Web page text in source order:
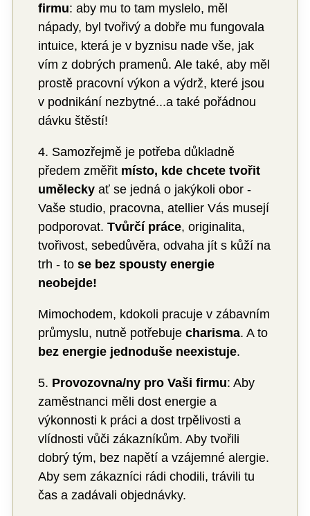
firmu: aby mu to tam myslelo, měl
nápady, byl tvořivý a dobře mu fungovala
intuice, která je v byznisu nade vše, jak
vím z dobrých pramenů. Ale také, aby měl
prostě pracovní výkon a výdrž, které jsou
v podnikání nezbytné...a také pořádnou
dávku štěstí!
4. Samozřejmě je potřeba důkladně
předem změřit místo, kde chcete tvořit
umělecky ať se jedná o jakýkoli obor -
Vaše studio, pracovna, atellier Vás musejí
podporovat. Tvůrčí práce, originalita,
tvořivost, sebedůvěra, odvaha jít s kůží na
trh - to se bez spousty energie
neobejde!
Mimochodem, kdokoli pracuje v zábavním
průmyslu, nutně potřebuje charisma. A to
bez energie jednoduše neexistuje.
5. Provozovna/ny pro Vaši firmu: Aby
zaměstnanci měli dost energie a
výkonnosti k práci a dost trpělivosti a
vlídnosti vůči zákazníkům. Aby tvořili
dobrý tým, bez napětí a vzájemné alergie.
Aby sem zákazníci rádi chodili, trávili tu
čas a zadávali objednávky.